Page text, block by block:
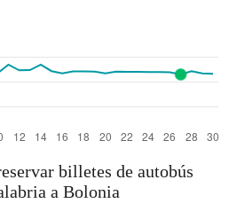
Reggio Calabria
billetes de autobús
a Bolonia